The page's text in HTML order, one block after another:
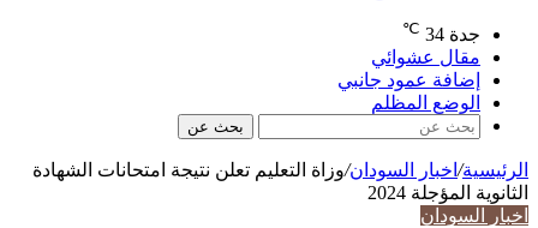
جدة 34
℃
مقال عشوائي
إضافة عمود جانبي
الوضع المظلم
بحث عن
الرئيسية/ اخبار السودان/وزاة التعليم تعلن نتيجة امتحانات الشهادة
الثانوية المؤجلة 2024
اخبار السودان